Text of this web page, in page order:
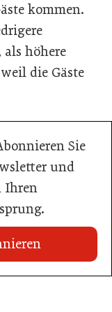
kommen.
höhere
die Gäste
Sie
und
Ihren
Idee